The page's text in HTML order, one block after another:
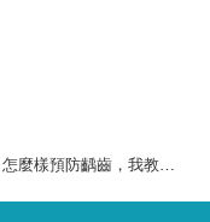
怎麼樣預防齲齒，我教你三招！